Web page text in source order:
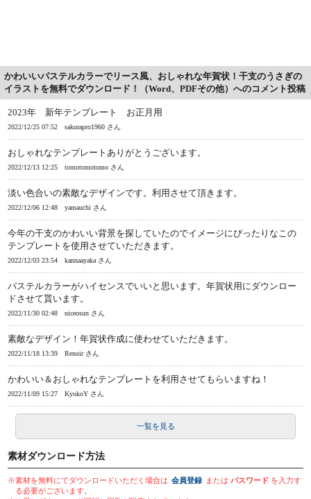
かわいいパステルカラーでリース風、おしゃれな年賀状！干支のうさぎの
イラストを無料でダウンロード！（Word、PDFその他）へのコメント投稿
2023年 新年テンプレート お正月用
2022/12/25 07:52 sakurapro1960 さん
おしゃれなテンプレートありがとうございます。
2022/12/13 12:25 tomotomotomo さん
淡い色合いの素敵なデザインです。利用させて頂きます。
2022/12/06 12:48 yamauchi さん
今年の干支のかわいい背景を探していたのでイメージにぴったりなこの
テンプレートを使用させていただきます。
2022/12/03 23:54 kannaayaka さん
パステルカラーがハイセンスでいいと思います。年賀状用にダウンロー
ドさせて貰います。
2022/11/30 02:48 niceosun さん
素敵なデザイン！年賀状作成に使わせていただきます。
2022/11/18 13:39 Renoir さん
かわいい＆おしゃれなテンプレートを利用させてもらいますね！
2022/11/09 15:27 KyokoY さん
一覧を見る
素材ダウンロード方法
※素材を無料にてダウンロードいただく場合は 会員登録 またはパスワード を入力す
る必要がございます。